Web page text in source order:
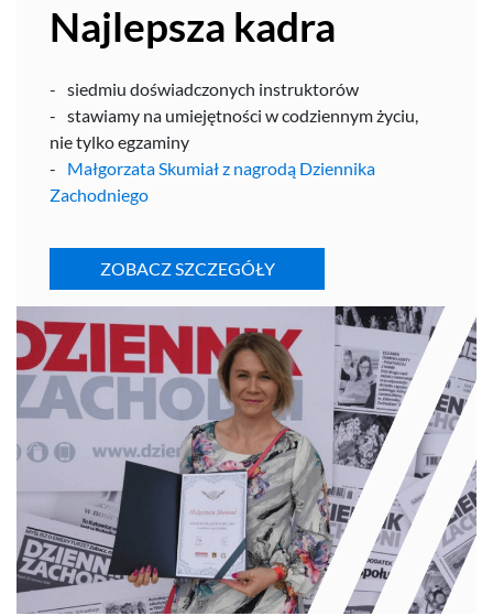
Najlep­sza kadra
sied­miu doświad­c­zonych instruktorów
staw­iamy na umiejęt­ności w codzi­en­nym życiu,
nie tylko egzaminy
Mał­gorzata Sku­miał z nagrodą Dzi­en­nika
Zachodniego
ZOBACZ SZCZEGÓŁY